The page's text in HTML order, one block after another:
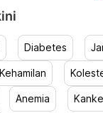
Diabetes
Kehamilan
Anemia